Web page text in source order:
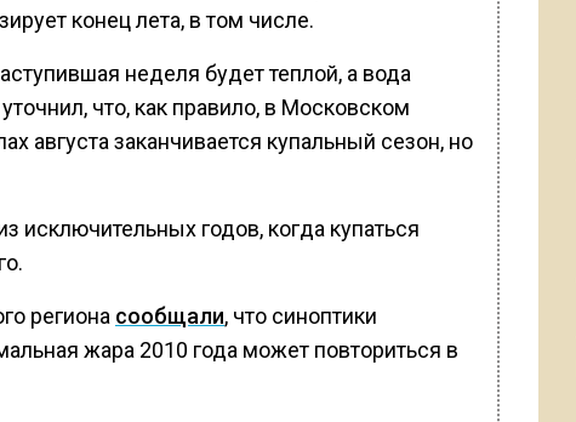
конец лета, в том числе.
неделя будет теплой, а вода
что, как правило, в Московском
августа заканчивается купальный сезон, но
исключительных годов, когда купаться
региона сообщали, что синоптики
жара 2010 года может повториться в